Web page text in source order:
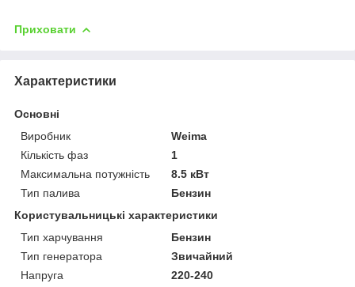
Приховати
Характеристики
Основні
Виробник
Weima
Кількість фаз
1
Максимальна потужність
8.5 кВт
Тип палива
Бензин
Користувальницькі характеристики
Тип харчування
Бензин
Тип генератора
Звичайний
Напруга
220-240